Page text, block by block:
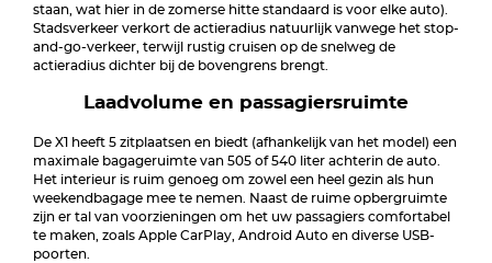
staan, wat hier in de zomerse hitte standaard is voor elke auto).
Stadsverkeer verkort de actieradius natuurlijk vanwege het stop-
and-go-verkeer, terwijl rustig cruisen op de snelweg de
actieradius dichter bij de bovengrens brengt.
Laadvolume en passagiersruimte
De X1 heeft 5 zitplaatsen en biedt (afhankelijk van het model) een
maximale bagageruimte van 505 of 540 liter achterin de auto.
Het interieur is ruim genoeg om zowel een heel gezin als hun
weekendbagage mee te nemen. Naast de ruime opbergruimte
zijn er tal van voorzieningen om het uw passagiers comfortabel
te maken, zoals Apple CarPlay, Android Auto en diverse USB-
poorten.